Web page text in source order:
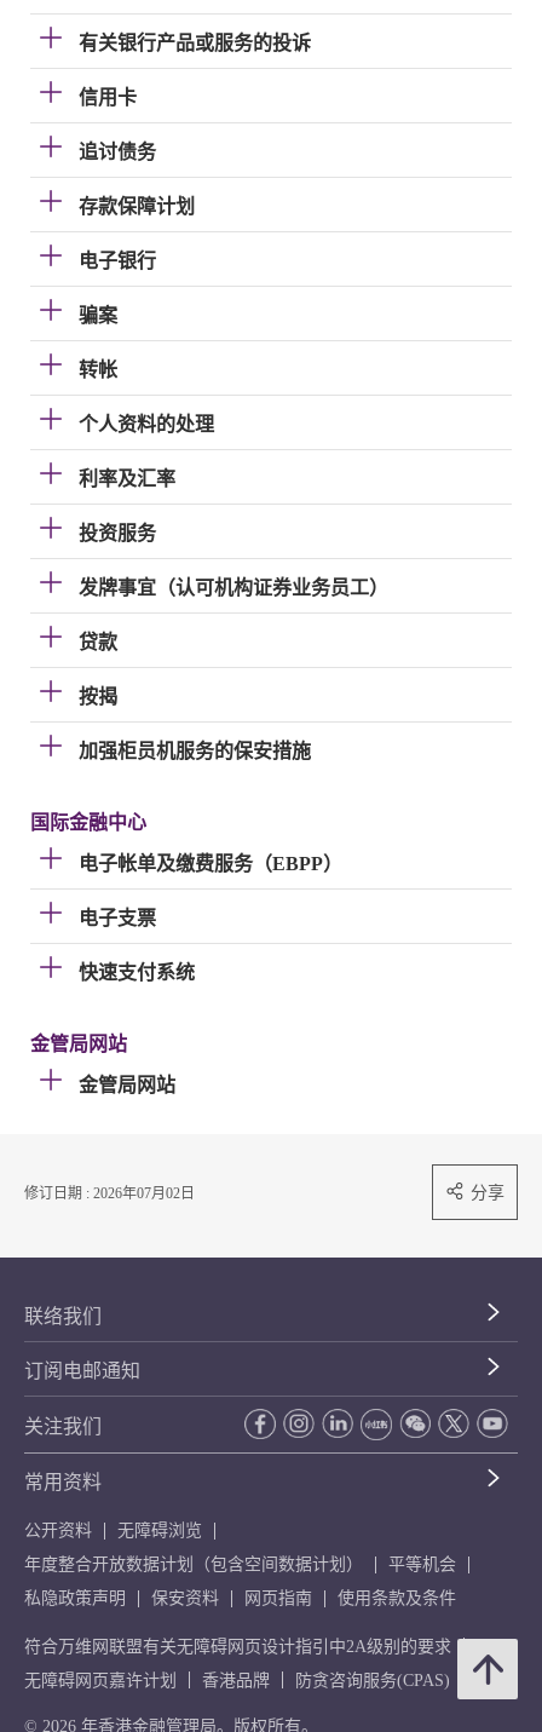
有关银行产品或服务的投诉
信用卡
追讨债务
存款保障计划
电子银行
骗案
转帐
个人资料的处理
利率及汇率
投资服务
发牌事宜（认可机构证券业务员工）
贷款
按揭
加强柜员机服务的保安措施
国际金融中心
电子帐单及缴费服务（EBPP）
电子支票
快速支付系统
金管局网站
金管局网站
修订日期 : 2026年07月02日 分享
联络我们
订阅电邮通知
关注我们
常用资料
公开资料
无障碍浏览
年度整合开放数据计划（包含空间数据计划）
平等机会
私隐政策声明
保安资料 网页指南 使用条款及条件
符合万维网联盟有关无障碍网页设计指引中2A级别的要求
无障碍网页嘉许计划
香港品牌 防贪咨询服务(CPAS)
© 2026 年香港金融管理局。版权所有。